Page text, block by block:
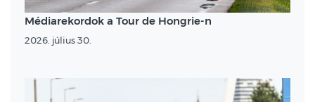
Médiarekordok a Tour de Hongrie-n
2026. július 30.